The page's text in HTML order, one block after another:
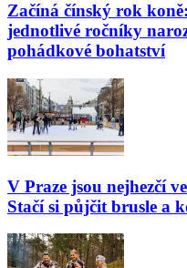
Začíná čínský rok
jednotlivé ročníky
pohádkové bohatství
V Praze jsou nejhezčí
Stačí si půjčit brusle a